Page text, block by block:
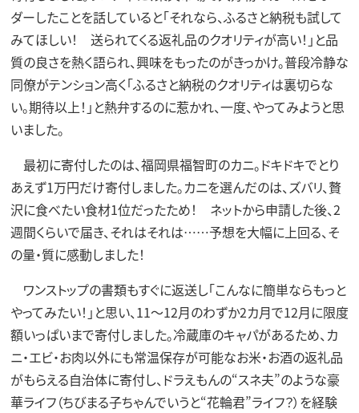
ダーしたことを話していると「それなら、ふるさと納税も試して
みてほしい！ 送られてくる返礼品のクオリティが高い！」と品
質の良さを熱く語られ、興味をもったのがきっかけ。普段冷静な
同僚がテンション高く「ふるさと納税のクオリティは裏切らな
い。期待以上！」と熱弁するのに惹かれ、一度、やってみようと思
いました。
最初に寄付したのは、福岡県福智町のカニ。ドキドキでとり
あえず1万円だけ寄付しました。カニを選んだのは、ズバリ、贅
沢に食べたい食材1位だったため！ ネットから申請した後、2
週間くらいで届き、それはそれは……予想を大幅に上回る、そ
の量・質に感動しました！
ワンストップの書類もすぐに返送し「こんなに簡単ならもっと
やってみたい！」と思い、11～12月のわずか2カ月で12月に限度
額いっぱいまで寄付しました。冷蔵庫のキャパがあるため、カ
ニ・エビ・お肉以外にも常温保存が可能なお米・お酒の返礼品
がもらえる自治体に寄付し、ドラえもんの“スネ夫”のような豪
華ライフ（ちびまる子ちゃんでいうと“花輪君”ライフ？）を経験